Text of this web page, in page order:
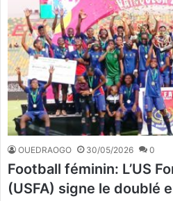
OUEDRAOGO 30/05/2026 0
Football féminin: L’US
(USFA) signe le doublé